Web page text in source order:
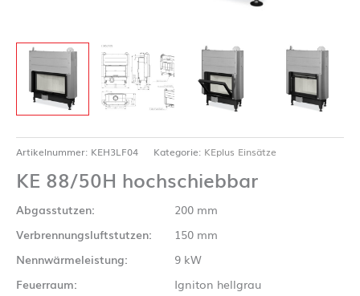
Artikelnummer: KEH3LF04 Kategorie: KEplus Einsätze
KE 88/50H hochschiebbar
Abgasstutzen:
200 mm
Verbrennungsluftstutzen:
150 mm
Nennwärmeleistung:
9 kW
Feuerraum:
Igniton hellgrau